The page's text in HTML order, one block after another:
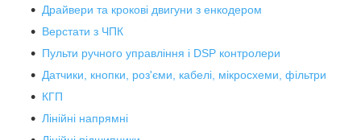
Драйвери та крокові двигуни з енкодером
Верстати з ЧПК
Пульти ручного управління і DSP контролери
Датчики, кнопки, роз'єми, кабелі, мікросхеми, фільтри
КГП
Лінійні напрямні